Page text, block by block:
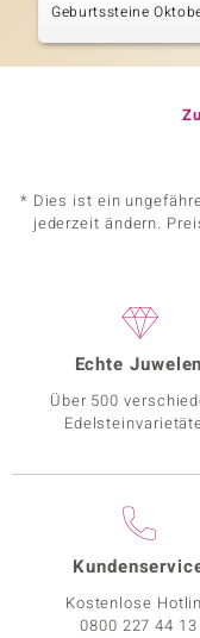
Geburtssteine
* Dies ist ein
jederzeit ändern.
Echte Juwelen
Über 500
Kostenlose
0800 227 44 13